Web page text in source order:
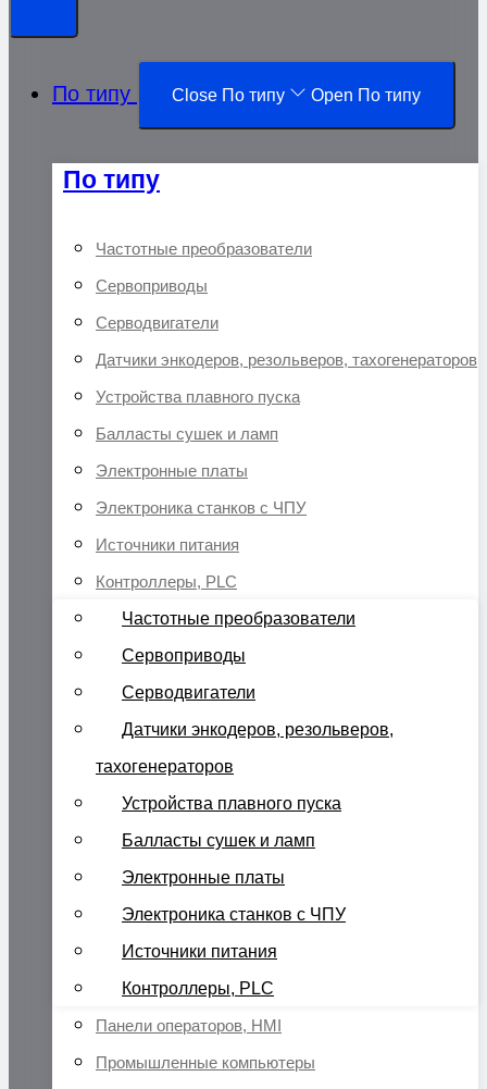
По типу Close По типу Open По типу
По типу
Частотные преобразователи
Сервоприводы
Серводвигатели
Датчики энкодеров, резольверов, тахогенераторов
Устройства плавного пуска
Балласты сушек и ламп
Электронные платы
Электроника станков с ЧПУ
Источники питания
Контроллеры, PLC
Частотные преобразователи
Сервоприводы
Серводвигатели
Датчики энкодеров, резольверов,
тахогенераторов
Устройства плавного пуска
Балласты сушек и ламп
Электронные платы
Электроника станков с ЧПУ
Источники питания
Контроллеры, PLC
Панели операторов, HMI
Промышленные компьютеры